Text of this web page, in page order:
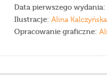
Data pierwszego wydania:
Ilustracje: Alina Kalczyńska
Opracowanie graficzne: